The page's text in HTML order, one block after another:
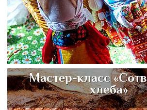
Мастер-класс
хлеба»